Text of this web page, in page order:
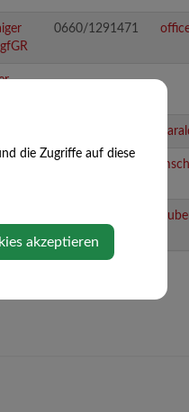
0660/1291471
die Zugriffe auf diese
akzeptieren